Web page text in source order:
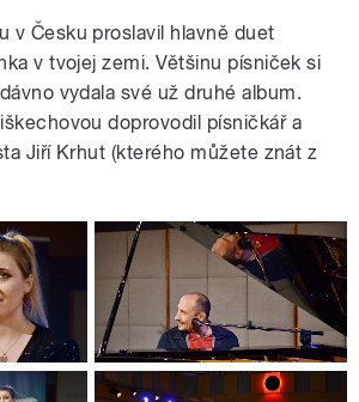
v Česku proslavil hlavně duet
v tvojej zemi. Většinu písniček si
vydala své už druhé album.
doprovodil písničkář a
Jiří Krhut (kterého můžete znát z